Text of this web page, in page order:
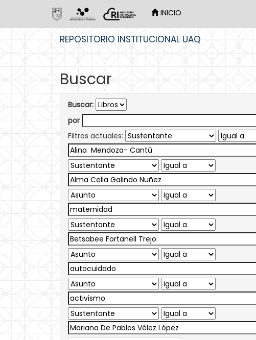
INICIO
REPOSITORIO INSTITUCIONAL UAQ
Buscar
Buscar:
por
Filtros actuales: